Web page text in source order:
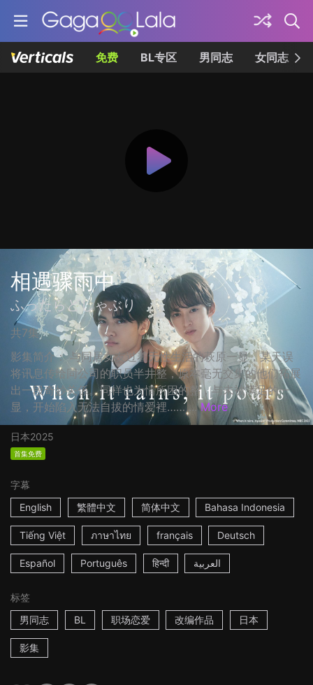
免费 BL专区 男同志 女同志
相遇骤雨中
ふったらどしゃぶり
共7集
影集简介： 与同居女友过着无性生活的萩原一显，某天误
将讯息传给同公司的职员半井整，原本毫无交集的他们拓展
出一段奇妙关係。同样也为情所困的整，与未被满足的一
显，开始陷入无法自拔的情爱裡…… ... More
日本2025
首集免费
字幕
English
繁體中文 简体中文 Bahasa Indonesia
Tiếng Việt ภาษาไทย français Deutsch
Español Português हिन्दी العربية
标签
男同志
BL 职场恋爱 改编作品 日本
影集